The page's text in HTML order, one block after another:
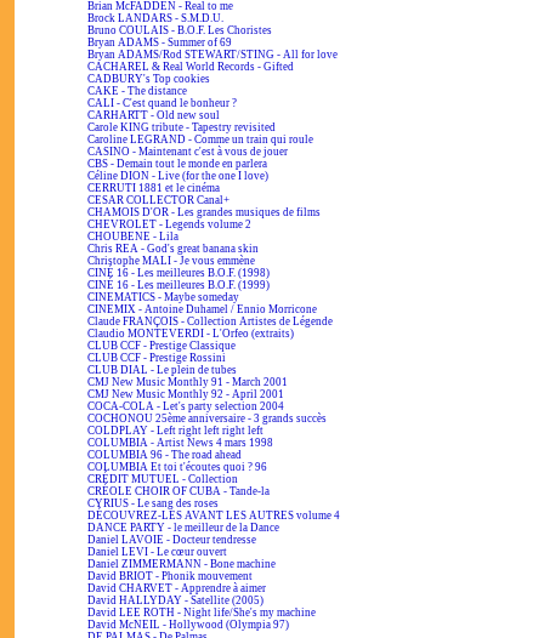
Brian McFADDEN - Real to me
Brock LANDARS - S.M.D.U.
Bruno COULAIS - B.O.F. Les Choristes
Bryan ADAMS - Summer of 69
Bryan ADAMS/Rod STEWART/STING - All for love
CACHAREL & Real World Records - Gifted
CADBURY's Top cookies
CAKE - The distance
CALI - C'est quand le bonheur ?
CARHARTT - Old new soul
Carole KING tribute - Tapestry revisited
Caroline LEGRAND - Comme un train qui roule
CASINO - Maintenant c'est à vous de jouer
CBS - Demain tout le monde en parlera
Céline DION - Live (for the one I love)
CERRUTI 1881 et le cinéma
CESAR COLLECTOR Canal+
CHAMOIS D'OR - Les grandes musiques de films
CHEVROLET - Legends volume 2
CHOUBENE - Lila
Chris REA - God's great banana skin
Christophe MALI - Je vous emmène
CINÉ 16 - Les meilleures B.O.F. (1998)
CINÉ 16 - Les meilleures B.O.F. (1999)
CINEMATICS - Maybe someday
CINEMIX - Antoine Duhamel / Ennio Morricone
Claude FRANÇOIS - Collection Artistes de Légende
Claudio MONTEVERDI - L'Orfeo (extraits)
CLUB CCF - Prestige Classique
CLUB CCF - Prestige Rossini
CLUB DIAL - Le plein de tubes
CMJ New Music Monthly 91 - March 2001
CMJ New Music Monthly 92 - April 2001
COCA-COLA - Let's party selection 2004
COCHONOU 25ème anniversaire - 3 grands succès
COLDPLAY - Left right left right left
COLUMBIA - Artist News 4 mars 1998
COLUMBIA 96 - The road ahead
COLUMBIA Et toi t'écoutes quoi ? 96
CRÉDIT MUTUEL - Collection
CRÉOLE CHOIR OF CUBA - Tande-la
CYRIUS - Le sang des roses
DÉCOUVREZ-LES AVANT LES AUTRES volume 4
DANCE PARTY - le meilleur de la Dance
Daniel LAVOIE - Docteur tendresse
Daniel LEVI - Le cœur ouvert
Daniel ZIMMERMANN - Bone machine
David BRIOT - Phonik mouvement
David CHARVET - Apprendre à aimer
David HALLYDAY - Satellite (2005)
David LEE ROTH - Night life/She's my machine
David McNEIL - Hollywood (Olympia 97)